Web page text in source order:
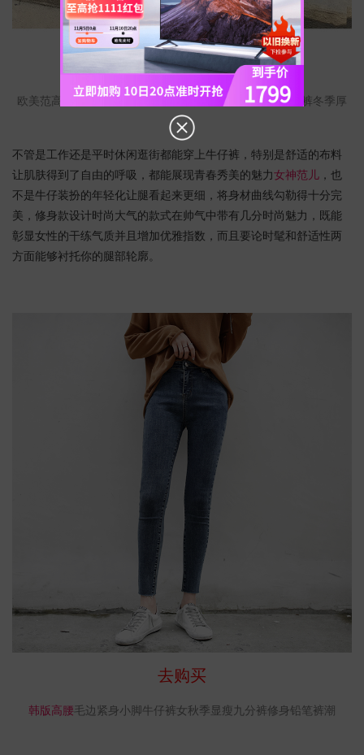
去购买
欧美范高腰高弹力牛仔裤女加绒包臀紧身提臀小脚铅笔长裤冬季厚
不管是工作还是平时休闲逛街都能穿上牛仔裤，特别是舒适的布料
让肌肤得到了自由的呼吸，都能展现青春秀美的魅力女神范儿 ，也
不是牛仔装扮的年轻化让腿看起来更细，将身材曲线勾勒得十分完
美，修身款设计时尚大气的款式在帅气中带有几分时尚魅力，既能
彰显女性的干练气质并且增加优雅指数，而且要论时髦和舒适性两
方面能够衬托你的腿部轮廓。
去购买
韩版高腰毛边紧身小脚牛仔裤女秋季显瘦九分裤修身铅笔裤潮